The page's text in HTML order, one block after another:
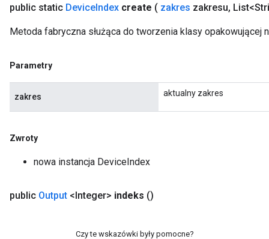
public static DeviceIndex create ( zakres zakresu,
Metoda fabryczna służąca do tworzenia klasy opakowującej
Parametry
zakres aktualny zakres
Zwroty
nowa instancja DeviceIndex
public Output <Integer> indeks ()
Czy te wskazówki były pomocne?